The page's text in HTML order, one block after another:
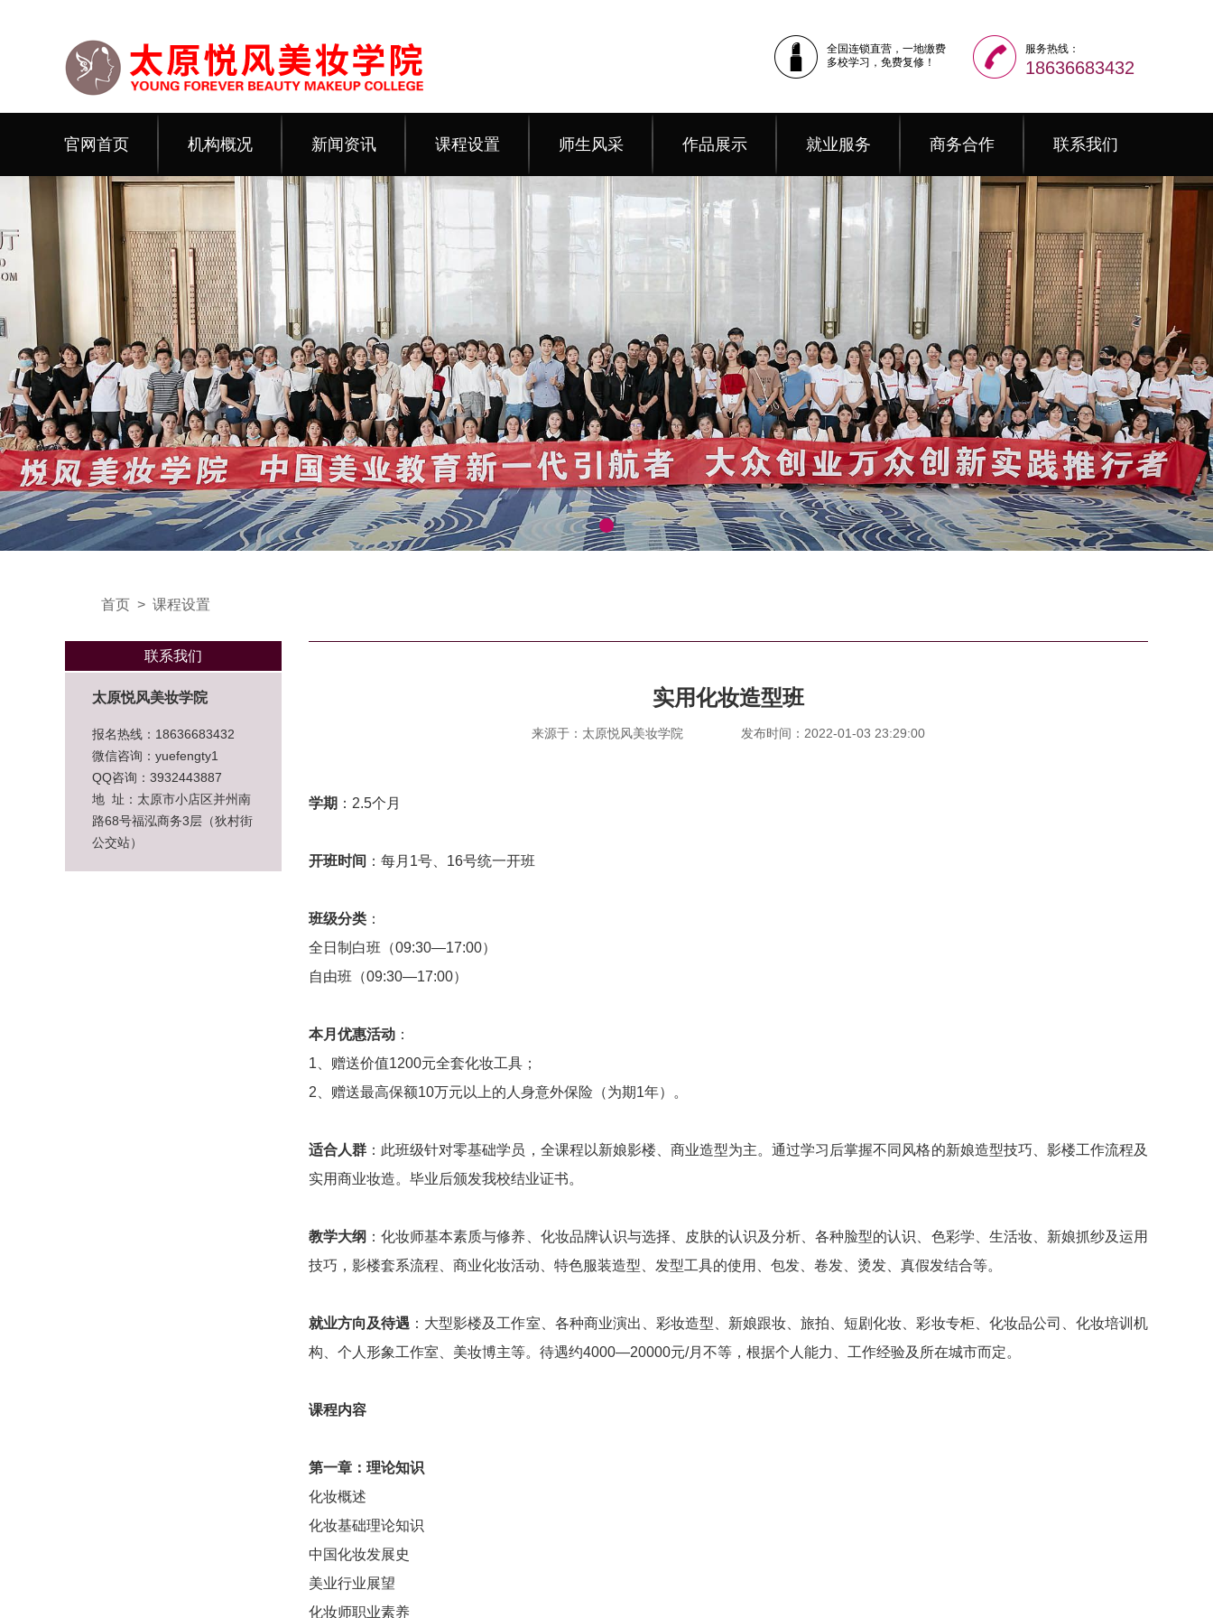
全国连锁直营，一地缴费
多校学习，免费复修！
服务热线：
18636683432
官网首页 机构概况 新闻资讯 课程设置 师生风采 作品展示 就业服务 商务合作 联系我们
首页 > 课程设置
联系我们
太原悦风美妆学院
报名热线：18636683432
微信咨询：yuefengty1
QQ咨询：3932443887
地 址：太原市小店区并州南
路68号福泓商务3层（狄村街
公交站）
实用化妆造型班
来源于：太原悦风美妆学院 发布时间：2022-01-03 23:29:00
学期 ：2.5个月
开班时间 ：每月1号、16号统一开班
班级分类 ：
全日制白班（09:30—17:00）
自由班（09:30—17:00）
本月优惠活动 ：
1、赠送价值1200元全套化妆工具；
2、赠送最高保额10万元以上的人身意外保险（为期1年）。
适合人群 ：此班级针对零基础学员，全课程以新娘影楼、商业造型为主。通过学习后掌握不同风格的新娘造型技巧、影楼工作流程及
实用商业妆造。毕业后颁发我校结业证书。
教学大纲 ：化妆师基本素质与修养、化妆品牌认识与选择、皮肤的认识及分析、各种脸型的认识、色彩学、生活妆、新娘抓纱及运用
技巧，影楼套系流程、商业化妆活动、特色服装造型、发型工具的使用、包发、卷发、烫发、真假发结合等。
就业方向及待遇 ：大型影楼及工作室、各种商业演出、彩妆造型、新娘跟妆、旅拍、短剧化妆、彩妆专柜、化妆品公司、化妆培训机
构、个人形象工作室、美妆博主等。待遇约4000—20000元/月不等，根据个人能力、工作经验及所在城市而定。
课程内容
第一章： 理论知识
化妆概述
化妆基础理论知识
中国化妆发展史
美业行业展望
化妆师职业素养